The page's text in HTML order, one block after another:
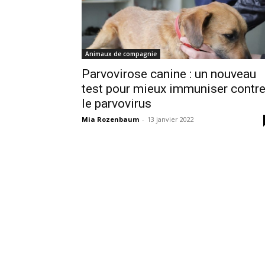
Animaux de compagnie
Parvovirose canine : un nouveau
test pour mieux immuniser contre
le parvovirus
Mia Rozenbaum - 13 janvier 2022